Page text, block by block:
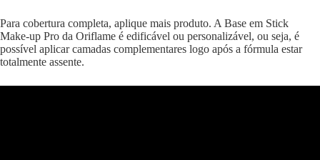
Para cobertura completa, aplique mais produto. A Base em Stick
Make-up Pro da Oriflame é edificável ou personalizável, ou seja, é
possível aplicar camadas complementares logo após a fórmula estar
totalmente assente.